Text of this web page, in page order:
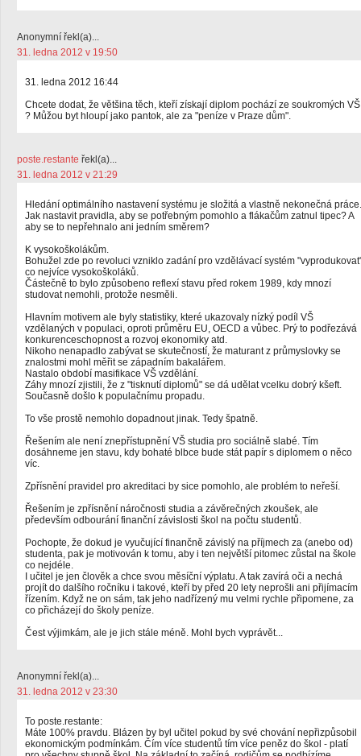
Anonymní řekl(a)...
31. ledna 2012 v 19:50
31. ledna 2012 16:44
Chcete dodat, že většina těch, kteří získají diplom pochází ze soukromých VŠ
? Můžou byt hloupí jako pantok, ale za "peníze v Praze dům".
poste.restante řekl(a)...
31. ledna 2012 v 21:29
Hledání optimálního nastavení systému je složitá a vlastně nekonečná práce.
Jak nastavit pravidla, aby se potřebným pomohlo a flákačům zatnul tipec? A
aby se to nepřehnalo ani jedním směrem?
K vysokoškolákům.
Bohužel zde po revoluci vzniklo zadání pro vzdělávací systém
co nejvíce vysokoškoláků.
Částečně to bylo způsobeno reflexí stavu před rokem 1989, kdy mnozí
studovat nemohli, protože nesměli.
Hlavním motivem ale byly statistiky, které ukazovaly nízký podíl VŠ
vzdělaných v populaci, oproti průměru EU, OECD a vůbec. Prý to podřezává
konkurenceschopnost a rozvoj ekonomiky atd.
Nikoho nenapadlo zabývat se skutečností, že maturant z průmyslovky se
znalostmi mohl měřit se západním bakalářem.
Nastalo období masifikace VŠ vzdělání.
Záhy mnozí zjistili, že z "tisknutí diplomů" se dá udělat vcelku dobrý kšeft.
Současně došlo k populačnímu propadu.
To vše prostě nemohlo dopadnout jinak. Tedy špatně.
Řešením ale není znepřístupnění VŠ studia pro sociálně slabé. Tím
dosáhneme jen stavu, kdy bohaté blbce bude stát papír s diplomem o něco
víc.
Zpřísnění pravidel pro akreditaci by sice pomohlo, ale problém to neřeší.
Řešením je zpřísnění náročnosti studia a závěrečných zkoušek, ale
především odbourání finanční závislosti škol na počtu studentů.
Pochopte, že dokud je vyučující finančně závislý na příjmech za (anebo od)
studenta, pak je motivován k tomu, aby i ten největší pitomec zůstal na škole
co nejdéle.
I učitel je jen člověk a chce svou měsíční výplatu. A tak zavírá oči a nechá
projít do dalšího ročníku i takové, kteří by před 20 lety neprošli ani přijímacím
řízením. Když ne on sám, tak jeho nadřízený mu velmi rychle připomene, za
co přicházejí do školy peníze.
Čest výjimkám, ale je jich stále méně. Mohl bych vyprávět...
Anonymní řekl(a)...
31. ledna 2012 v 23:30
To poste.restante:
Máte 100% pravdu. Blázen by byl učitel pokud by své chování nepřizpůsobil
ekonomickým podmínkám. Čím více studentů tím více peněz do škol - platí